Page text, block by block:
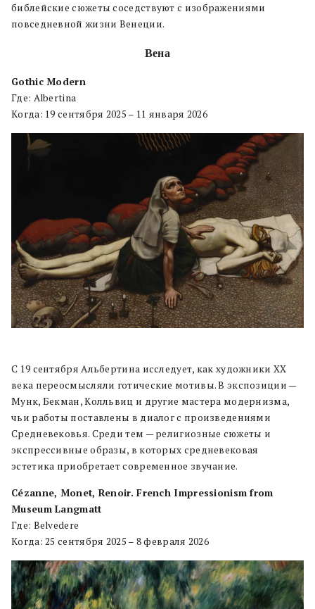
библейские сюжеты соседствуют с изображениями
повседневной жизни Венеции.
Вена
Gothic Modern
Где: Albertina
Когда: 19 сентября 2025 – 11 января 2026
С 19 сентября Альбертина исследует, как художники XX
века переосмысляли готические мотивы. В экспозиции —
Мунк, Бекман, Колльвиц и другие мастера модернизма,
чьи работы поставлены в диалог с произведениями
Средневековья. Среди тем — религиозные сюжеты и
экспрессивные образы, в которых средневековая
эстетика приобретает современное звучание.
Cézanne, Monet, Renoir. French Impressionism from
Museum Langmatt
Где: Belvedere
Когда: 25 сентября 2025 – 8 февраля 2026